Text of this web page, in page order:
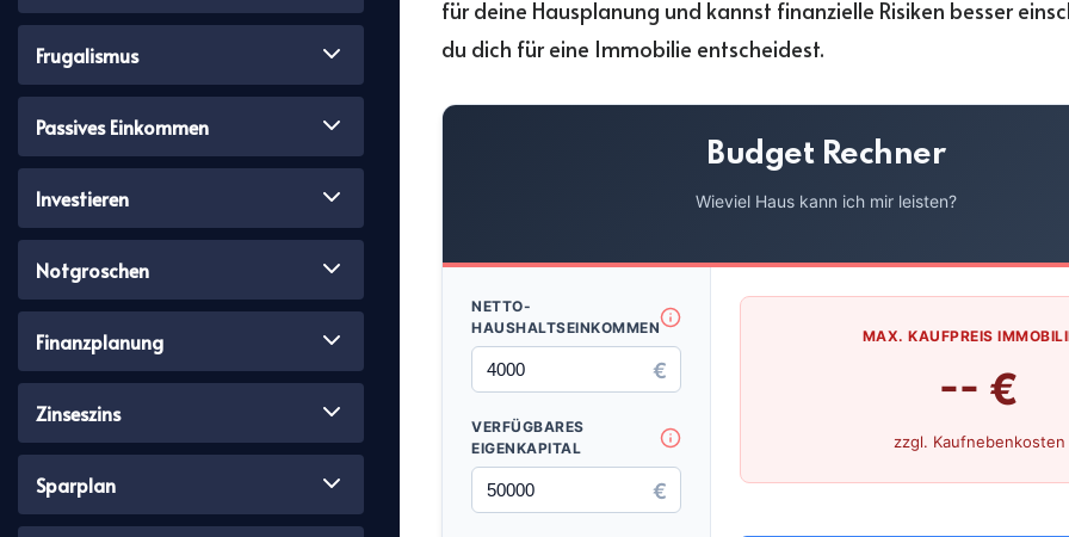
Frugalismus
Passives Einkommen
Investieren
Notgroschen
Finanzplanung
Zinseszins
Sparplan
für deine Hausplanung und kannst finanzielle Risiken besser
du dich für eine Immobilie entscheidest.
Budget Rechner
Wieviel Haus kann ich mir leisten?
NETTO-
HAUSHALTSEINKOMMEN
€
VERFÜGBARES
EIGENKAPITAL
€
MAX. KAUFPREIS
-- €
zzgl. Kaufnebenkosten